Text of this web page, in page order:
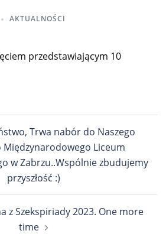
AKTUALNOŚCI
Trwa nabór do Naszego
Międzynarodowego Liceum
w Zabrzu..Wspólnie zbudujemy
przyszłość :)
z Szekspiriady 2023. One more
time